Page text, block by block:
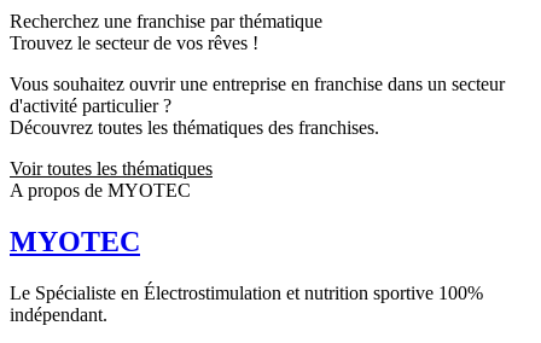
Recherchez une franchise par thématique
Trouvez le secteur de vos rêves !
Vous souhaitez ouvrir une entreprise en franchise dans un secteur
d'activité particulier ?
Découvrez toutes les thématiques des franchises.
Voir toutes les thématiques
A propos de MYOTEC
MYOTEC
Le Spécialiste en Électrostimulation et nutrition sportive 100%
indépendant.